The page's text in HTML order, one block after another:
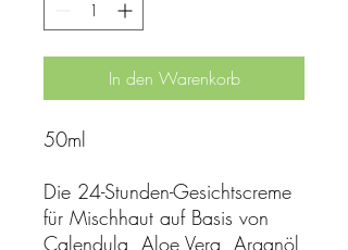
In den Warenkorb
50ml
Die 24-Stunden-Gesichtscreme
für Mischhaut auf Basis von
Calendula, Aloe Vera, Arganöl